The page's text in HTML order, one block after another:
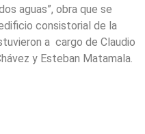
aguas”, obra que se
consistorial de la
a cargo de Claudio
y Esteban Matamala.